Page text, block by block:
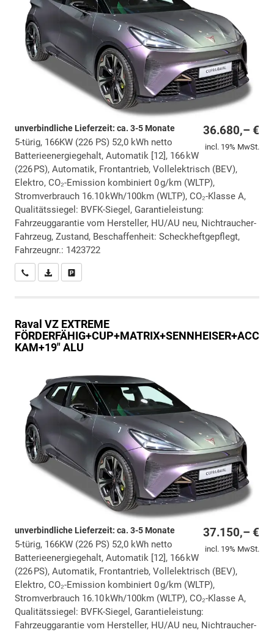
36.680,– €
incl. 19% MwSt.
unverbindliche Lieferzeit: ca. 3-5 Monate
5-türig, 166KW (226 PS) 52,0 kWh netto
Batterieenergiegehalt, Automatik [12], 166 kW
(226 PS), Automatik, Frontantrieb, Vollelektrisch (BEV),
Elektro, CO₂-Emission kombiniert 0 g/km (WLTP),
Stromverbrauch 16.10 kWh/100km (WLTP), CO₂-Klasse A,
Qualitätssiegel: BVFK-Siegel, Garantieleistung:
Fahrzeuggarantie vom Hersteller, HU/AU neu, Nichtraucher-
Fahrzeug, Zustand, Beschaffenheit: Scheckheftgepflegt,
Fahrzeugnr.: 1423722
Wir rufen Sie anPDF-Datei, Fahrzeugexposé drucken
Raval VZ EXTREME
KAM+19" ALU
37.150,– €
incl. 19% MwSt.
unverbindliche Lieferzeit: ca. 3-5 Monate
5-türig, 166KW (226 PS) 52,0 kWh netto
Batterieenergiegehalt, Automatik [12], 166 kW
(226 PS), Automatik, Frontantrieb, Vollelektrisch (BEV),
Elektro, CO₂-Emission kombiniert 0 g/km (WLTP),
Stromverbrauch 16.10 kWh/100km (WLTP), CO₂-Klasse A,
Qualitätssiegel: BVFK-Siegel, Garantieleistung:
Fahrzeuggarantie vom Hersteller, HU/AU neu, Nichtraucher-